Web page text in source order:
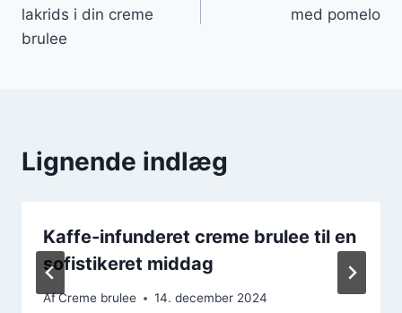
lakrids i din creme
brulee
med pomelo
Lignende indlæg
Kaffe-infunderet creme brulee til en
sofistikeret middag
AfCreme brulee 14. december 2024